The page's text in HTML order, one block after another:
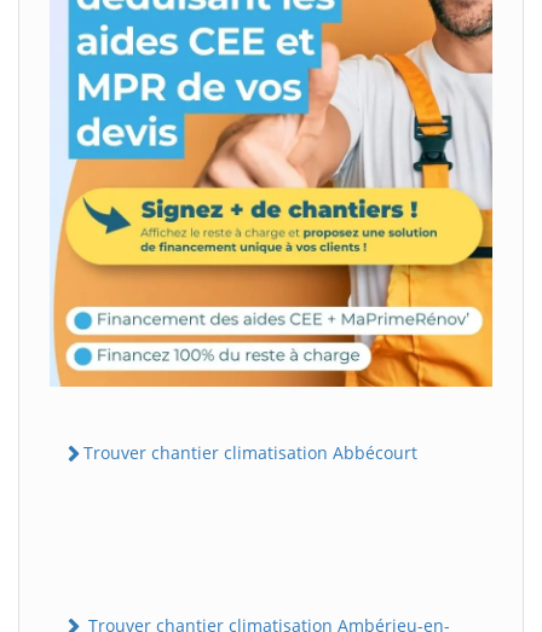
Trouver chantier climatisation Abbécourt
Trouver chantier climatisation Ambérieu-en-